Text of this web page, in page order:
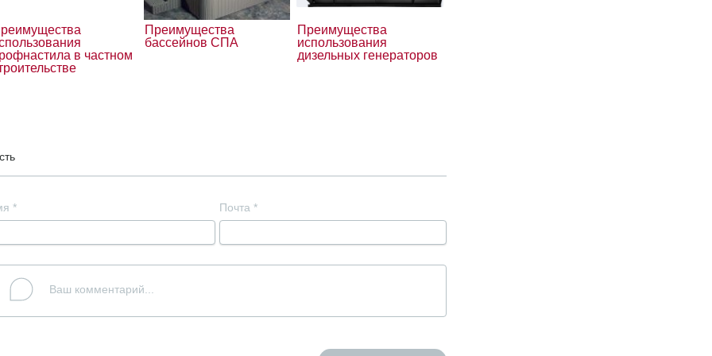
в частном
Преимущества
бассейнов СПА
Преимущества
использования
дизельных генераторов
* Почта *